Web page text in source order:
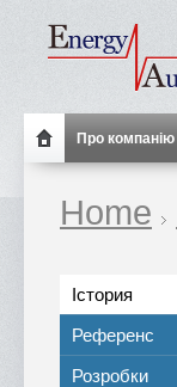
Про компанію
Home
Істория
Референс
Розробки